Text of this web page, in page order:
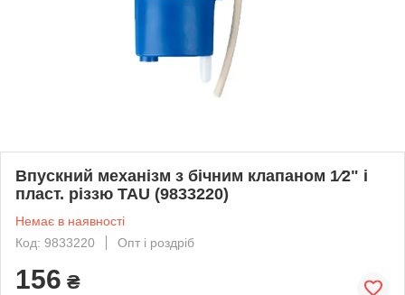
Впускний механізм з бічним клапаном 1⁄2" і
пласт. різзю TAU (9833220)
Немає в наявності
Код: 9833220
Опт і роздріб
156 ₴